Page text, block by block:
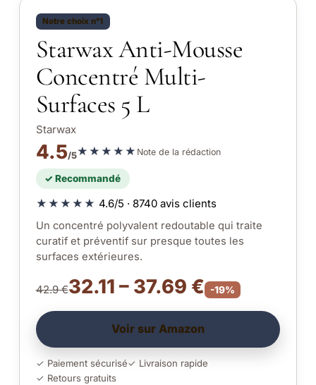
Notre choix n°1
Starwax Anti-Mousse
Concentré Multi-
Surfaces 5 L
Starwax
4.5/5★★★★★ Note de la rédaction
✓ Recommandé
★★★★★ 4.6/5 · 8740 avis clients
Un concentré polyvalent redoutable qui traite
curatif et préventif sur presque toutes les
surfaces extérieures.
42.9 €32.11 – 37.69 € -19%
Voir sur Amazon
✓ Paiement sécurisé✓ Livraison rapide
✓ Retours gratuits